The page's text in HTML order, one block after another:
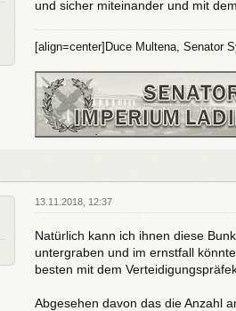
und sicher miteinander und mit
[align=center]Duce Multena, Senator
13.11.2018, 12:37
Natürlich kann ich ihnen diese
untergraben und im ernstfall
besten mit dem
Abgesehen davon das die Anzahl